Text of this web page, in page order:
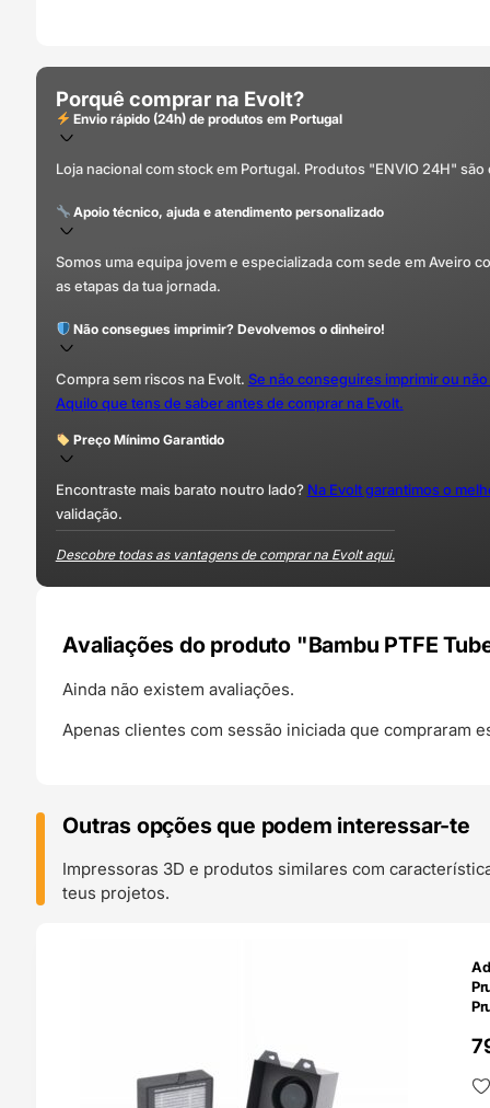
Porquê comprar na Evolt?
Envio rápido (24h) de produtos em Portugal
Loja nacional com stock em Portugal. Produtos "ENVIO 24H"
Apoio técnico, ajuda e atendimento personalizado
Somos uma equipa jovem e especializada com sede em Aveiro
as etapas da tua jornada.
Não consegues imprimir? Devolvemos o dinheiro!
Compra sem riscos na Evolt. Se não conseguires imprimir ou
Aquilo que tens de saber antes de comprar na Evolt.
Preço Mínimo Garantido
Encontraste mais barato noutro lado? Na Evolt garantimos o
validação.
Descobre todas as vantagens de comprar na Evolt aqui.
Avaliações do produto "Bambu PTFE
Ainda não existem avaliações.
Apenas clientes com sessão iniciada que compraram
Outras opções que podem interessar-te
Impressoras 3D e produtos similares com
teus projetos.